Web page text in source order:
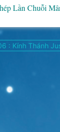
Lần Chuỗi
: Kính Thánh